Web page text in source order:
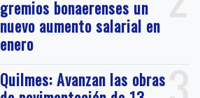
gremios bonaerenses un
nuevo aumento salarial en
enero
Quilmes: Avanzan las obras